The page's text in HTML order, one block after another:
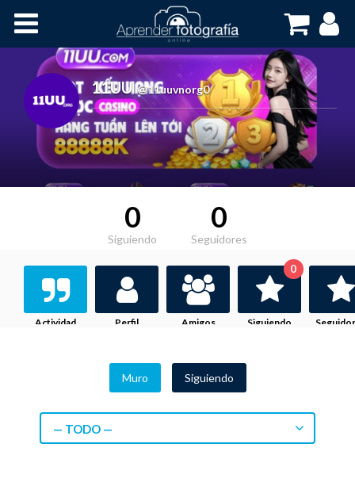
Cursos OnLine
11UU @11uuvnorg0
0
Siguiendo
0
Seguidores
Actividad Perfil Amigos Siguiendo
0
Muro Siguiendo
— TODO —